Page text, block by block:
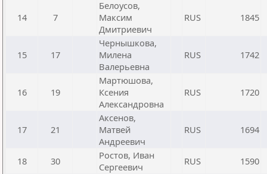
14 7
Белоусов,
Максим
Дмитриевич
RUS 1845
15 17
Чернышкова,
Милена
Валерьевна
RUS 1742
16 19
Мартюшова,
Ксения
Александровна
RUS 1720
17 21
Аксенов,
Матвей
Андреевич
RUS 1694
18 30
Ростов, Иван
Сергеевич
RUS 1590